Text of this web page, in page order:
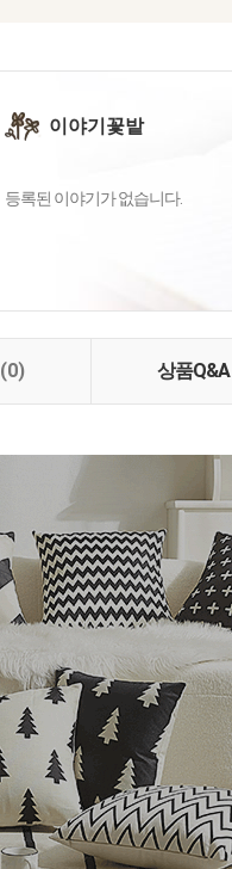
이야기꽃밭
등록된 이야기가 없습니다.
(0) 상품Q&A